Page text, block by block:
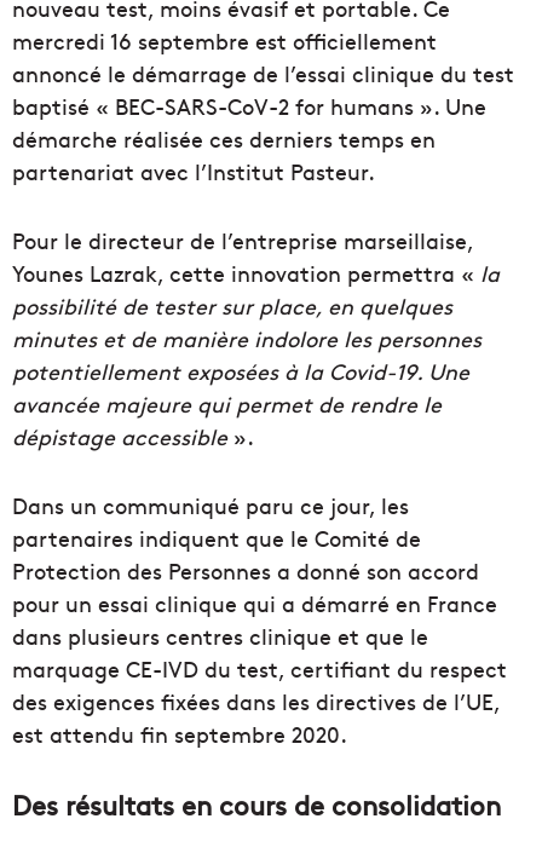
nouveau test, moins évasif et portable. Ce
mercredi 16 septembre est officiellement
annoncé le démarrage de l’essai clinique du test
baptisé « BEC-SARS-CoV-2 for humans ». Une
démarche réalisée ces derniers temps en
partenariat avec l’Institut Pasteur.
Pour le directeur de l’entreprise marseillaise,
Younes Lazrak, cette innovation permettra « la
possibilité de tester sur place, en quelques
minutes et de manière indolore les personnes
potentiellement exposées à la Covid-19. Une
avancée majeure qui permet de rendre le
dépistage accessible».
Dans un communiqué paru ce jour, les
partenaires indiquent que le Comité de
Protection des Personnes a donné son accord
pour un essai clinique qui a démarré en France
dans plusieurs centres clinique et que le
marquage CE-IVD du test, certifiant du respect
des exigences fixées dans les directives de l’UE,
est attendu fin septembre 2020.
Des résultats en cours de consolidation